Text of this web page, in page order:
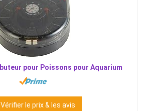
pour Poissons pour Aquarium
Vérifier le prix & les avis